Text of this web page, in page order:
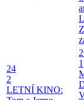
24
2
LETNÍ KINO:
1